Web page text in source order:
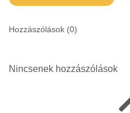
Hozzászólások (0)
Nincsenek hozzászólások